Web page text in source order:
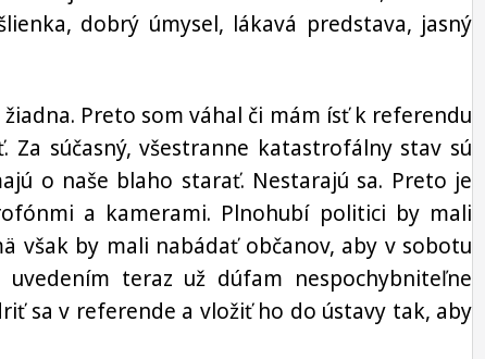
dobrý úmysel, lákavá predstava, jasný
Preto som váhal či mám ísť k referendu
súčasný, všestranne katastrofálny stav sú
o naše blaho starať. Nestarajú sa. Preto je
a kamerami. Plnohubí politici by mali
však by mali nabádať občanov, aby v sobotu
teraz už dúfam nespochybniteľne
sa v referende a vložiť ho do ústavy tak, aby